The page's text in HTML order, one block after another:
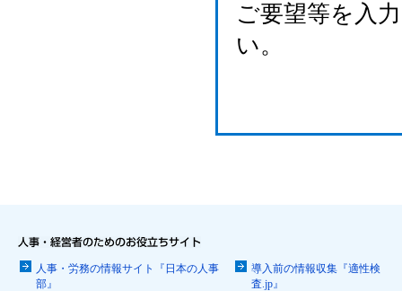
ご要望等を入
い。
人事・労務の情報サイト『日本の人事
部』
導入前の情報収集『適性検
査.jp』